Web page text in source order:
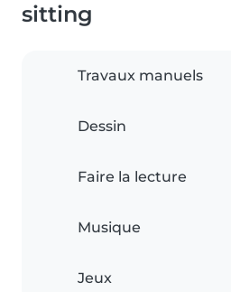
sitting
Travaux manuels
Dessin
Faire la lecture
Musique
Jeux